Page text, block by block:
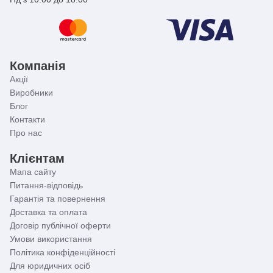
Компанія
Акції
Виробники
Блог
Контакти
Про нас
Клієнтам
Мапа сайту
Питання-відповідь
Гарантія та повернення
Доставка та оплата
Договір публічної оферти
Умови використання
Політика конфіденційності
Для юридичних осіб